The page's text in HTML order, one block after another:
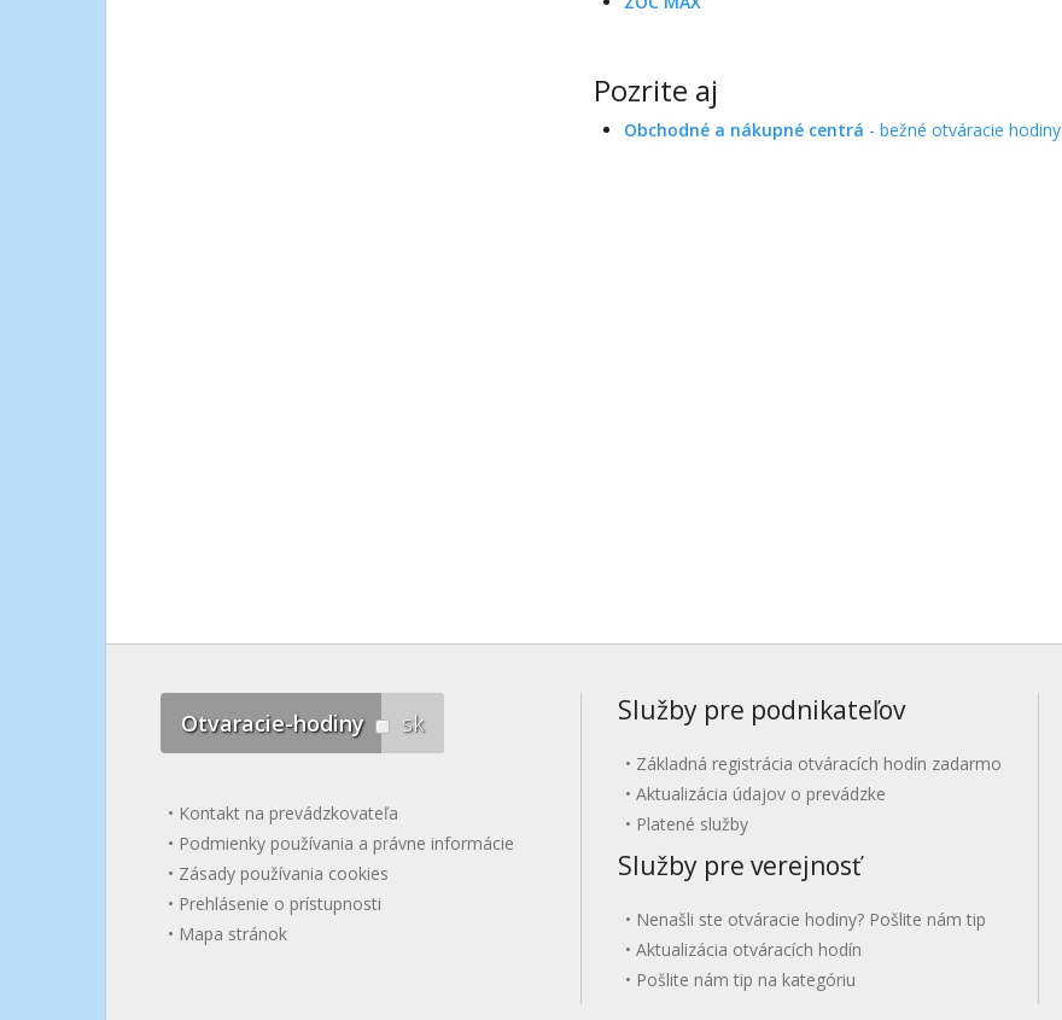
Pozrite aj
Obchodné a nákupné centrá - bežné otváracie hodiny
Otvaracie-hodiny sk
Kontakt na prevádzkovateľa
Podmienky používania a právne informácie
Zásady používania cookies
Prehlásenie o prístupnosti
Mapa stránok
Služby pre podnikateľov
Základná registrácia otváracích hodín zadarmo
Aktualizácia údajov o prevádzke
Platené služby
Služby pre verejnosť
Nenašli ste otváracie hodiny? Pošlite nám tip
Aktualizácia otváracích hodín
Pošlite nám tip na kategóriu